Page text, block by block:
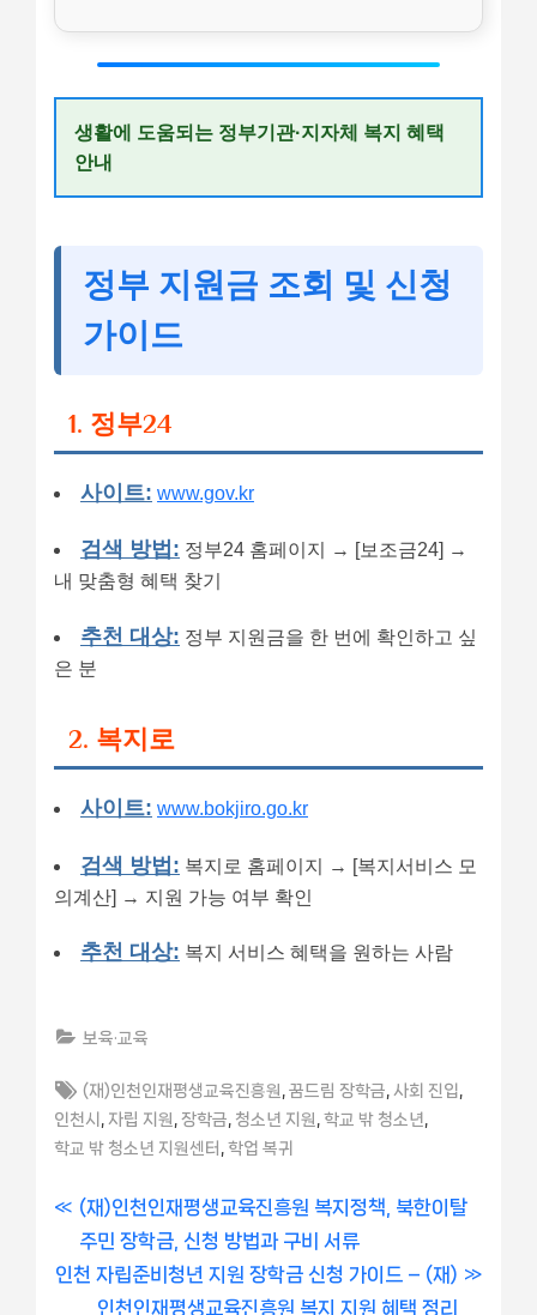
생활에 도움되는 정부기관·지자체 복지 혜택
안내
정부 지원금 조회 및 신청
가이드
1. 정부24
사이트: www.gov.kr
검색 방법: 정부24 홈페이지 → [보조금24] →
내 맞춤형 혜택 찾기
추천 대상: 정부 지원금을 한 번에 확인하고 싶
은 분
2. 복지로
사이트: www.bokjiro.go.kr
검색 방법: 복지로 홈페이지 → [복지서비스 모
의계산] → 지원 가능 여부 확인
추천 대상: 복지 서비스 혜택을 원하는 사람
보육·교육
Tags:
(재)인천인재평생교육진흥원 ,꿈드림 장학금 사회 진입
인천시
자립 지원 장학금 청소년 지원 학교 밖 청소년
학교 밖 청소년 지원센터 학업 복귀
글
내
P
r
e
(재)인천인재평생교육진흥원 복지정책, 북한이탈
주민 장학금, 신청 방법과 구비 서류
N
인천 자립준비청년 지원 장학금 신청 가이드 – (재)
인천인재평생교육진흥원 복지 지원 혜택 정리